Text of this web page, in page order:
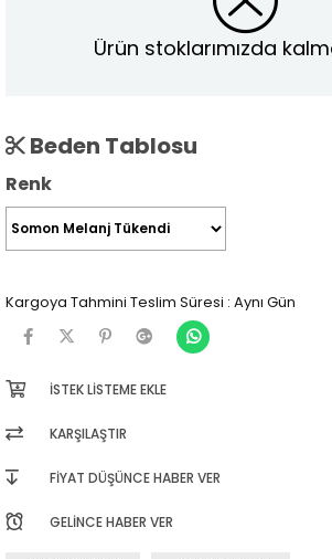
Ürün stoklarımızda
Beden Tablosu
Renk
Kargoya Tahmini Teslim Süresi : Aynı Gün
İSTEK LISTEME EKLE
KARŞILAŞTIR
FIYAT DÜŞÜNCE HABER VER
GELINCE HABER VER